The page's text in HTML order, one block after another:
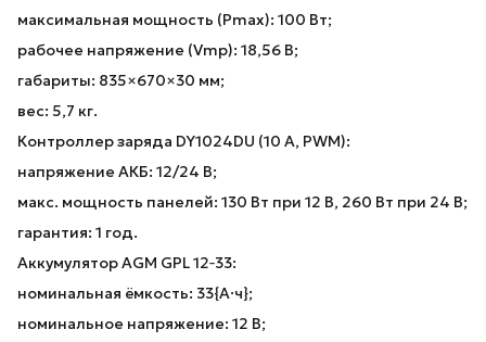
максимальная мощность (Pmax​): 100 Вт;
рабочее напряжение (Vmp​): 18,56 В;
габариты: 835×670×30 мм;
вес: 5,7 кг.
Контроллер заряда DY1024DU (10 А, PWM):
напряжение АКБ: 12/24 В;
макс. мощность панелей: 130 Вт при 12 В, 260 Вт при 24 В;
гарантия: 1 год.
Аккумулятор AGM GPL 12‑33:
номинальная ёмкость: 33{А·ч};
номинальное напряжение: 12 В;